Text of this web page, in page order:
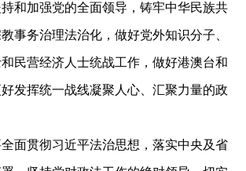
和加强党的全面领导，铸牢中华民族共
事务治理法治化，做好党外知识分子、
民营经济人士统战工作，做好港澳台和
发挥统一战线凝聚人心、汇聚力量的政
贯彻习近平法治思想，落实中央及省